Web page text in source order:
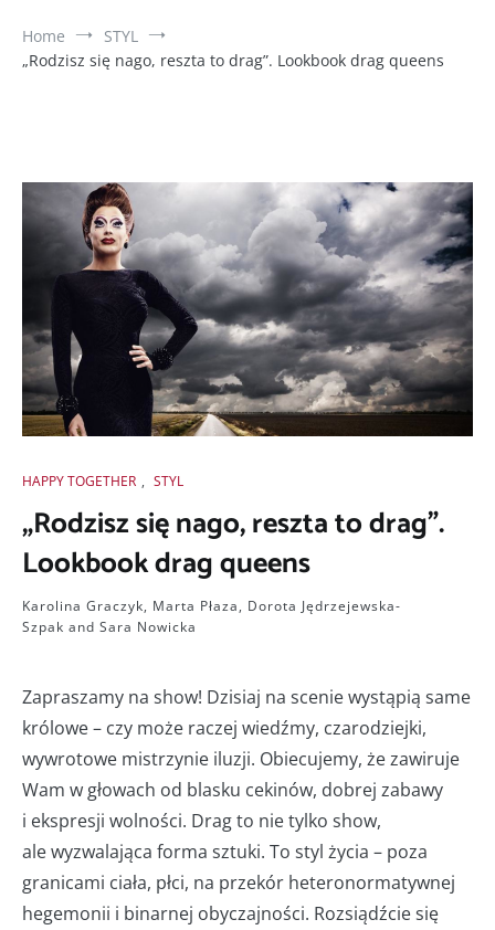
Home
STYL
„Rodzisz się nago, reszta to drag”. Lookbook drag queens
HAPPY TOGETHER , STYL
„Rodzisz się nago, reszta to drag”.
Lookbook drag queens
Karolina Graczyk, Marta Płaza, Dorota Jędrzejewska-
Szpak and Sara Nowicka
Zapraszamy na show! Dzisiaj na scenie wystąpią same
królowe – czy może raczej wiedźmy, czarodziejki,
wywrotowe mistrzynie iluzji. Obiecujemy, że zawiruje
Wam w głowach od blasku cekinów, dobrej zabawy
i ekspresji wolności. Drag to nie tylko show,
ale wyzwalająca forma sztuki. To styl życia – poza
granicami ciała, płci, na przekór heteronormatywnej
hegemonii i binarnej obyczajności. Rozsiądźcie się